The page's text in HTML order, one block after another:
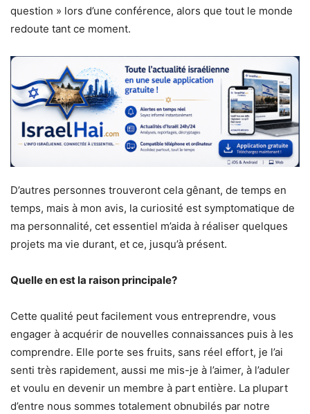
question » lors d’une conférence, alors que tout le monde
redoute tant ce moment.
D’autres personnes trouveront cela gênant, de temps en
temps, mais à mon avis, la curiosité est symptomatique de
ma personnalité, cet essentiel m’aida à réaliser quelques
projets ma vie durant, et ce, jusqu’à présent.
Quelle en est la raison principale?
Cette qualité peut facilement vous entreprendre, vous
engager à acquérir de nouvelles connaissances puis à les
comprendre. Elle porte ses fruits, sans réel effort, je l’ai
senti très rapidement, aussi me mis-je à l’aimer, à l’aduler
et voulu en devenir un membre à part entière. La plupart
d’entre nous sommes totalement obnubilés par notre